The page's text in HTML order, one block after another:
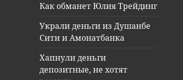
Как обманет Юлия Трейдинг
Украли деньги из Душанбе
Сити и Амонатбанка
Хапнули деньги
депозитные, не хотят